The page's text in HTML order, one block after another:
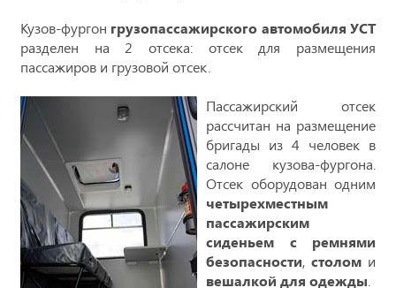
Кузов-фургон грузопассажирского автомобиля УСТ
разделен на 2 отсека: отсек для размещения
пассажиров и грузовой отсек.
Пассажирский отсек
рассчитан на размещение
бригады из 4 человек в
салоне кузова-фургона.
Отсек оборудован одним
четырехместным
пассажирским
сиденьем с ремнями
безопасности, столом и
вешалкой для одежды.